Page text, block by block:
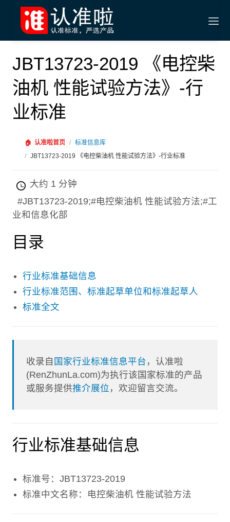
JBT13723-2019 《电控柴
油机 性能试验方法》-行
业标准
🏠 认准啦首页 / 标准信息库
/ JBT13723-2019 《电控柴油机 性能试验方法》-行业标准
大约 1 分钟
#JBT13723-2019;#电控柴油机 性能试验方法;#工
业和信息化部
目录
行业标准基础信息
行业标准范围、标准起草单位和标准起草人
标准全文
收录自 国家行业标准信息平台 ，认准啦
(RenZhunLa.com)为执行该国家标准的产品
或服务提供推介展位 ，欢迎留言交流。
行业标准基础信息
标准号：JBT13723-2019
标准中文名称：电控柴油机 性能试验方法